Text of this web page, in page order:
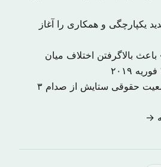
یکپارچگی و همکاری را آغاز
بالاگرفتن اختلاف میان
حقوقی ستایش از صدام ۳
→